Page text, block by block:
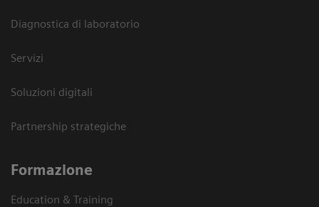
Diagnostica di laboratorio
Servizi
Soluzioni digitali
Partnership strategiche
Formazione
Education & Training